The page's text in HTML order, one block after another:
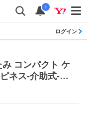
i
ログイン
コンパクト ケ
ネス-介助式- C